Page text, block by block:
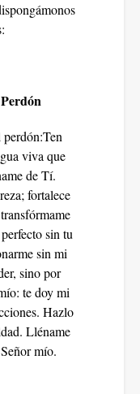
viva que
de Tí.
fortalece
sin tu
sin mi
sino por
te doy mi
Hazlo
Lléname
mío.